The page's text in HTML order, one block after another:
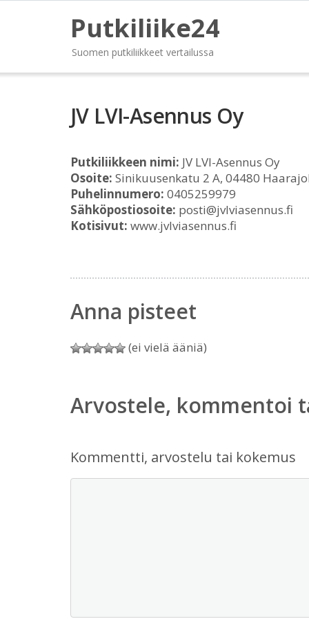
Putkiliike24
Suomen putkiliikkeet vertailussa
JV LVI-Asennus Oy
Putkiliikkeen nimi: JV LVI-Asennus Oy
Osoite: Sinikuusenkatu 2 A, 04480
Puhelinnumero: 0405259979
Sähköpostiosoite: posti@jvlviasennus.fi
Kotisivut: www.jvlviasennus.fi
Anna pisteet
(ei vielä ääniä)
Arvostele, kommentoi
Kommentti, arvostelu tai kokemus